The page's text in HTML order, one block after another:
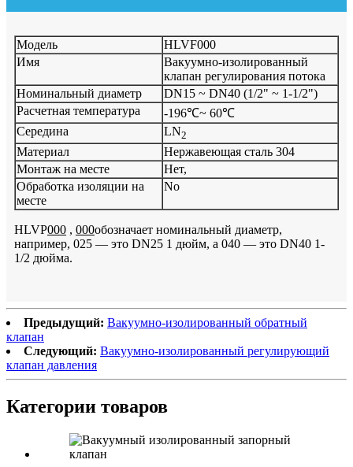
Модель
HLVF000
Имя
Вакуумно-изолированный
клапан регулирования потока
Номинальный диаметр
DN15 ~ DN40 (1/2" ~ 1-1/2")
Расчетная температура
-196℃~ 60℃
Середина
LN2
Материал
Нержавеющая сталь 304
Монтаж на месте
Нет,
Обработка изоляции на
месте
No
HLVP000 , 000обозначает номинальный диаметр,
например, 025 — это DN25 1 дюйм, а 040 — это DN40 1-
1/2 дюйма.
Предыдущий: Вакуумно-изолированный обратный
клапан
Следующий: Вакуумно-изолированный регулирующий
клапан давления
Категории товаров